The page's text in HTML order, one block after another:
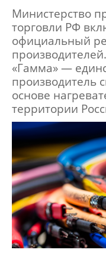
Министерство
торговли РФ
официальный
«Гамма» —
производитель
основе
территории